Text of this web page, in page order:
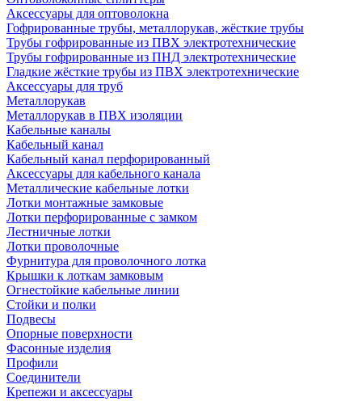
Аксессуары для оптоволокна
Гофрированные трубы, металлорукав, жёсткие трубы
Трубы гофрированные из ПВХ электротехнические
Трубы гофрированные из ПНД электротехнические
Гладкие жёсткие трубы из ПВХ электротехнические
Аксессуары для труб
Металлорукав
Металлорукав в ПВХ изоляции
Кабельные каналы
Кабельный канал
Кабельный канал перфорированный
Аксессуары для кабельного канала
Металлические кабельные лотки
Лотки монтажные замковые
Лотки перфорированные с замком
Лестничные лотки
Лотки проволочные
Фурнитура для проволочного лотка
Крышки к лоткам замковым
Огнестойкие кабельные линии
Стойки и полки
Подвесы
Опорные поверхности
Фасонные изделия
Профили
Соединители
Крепежи и аксессуары